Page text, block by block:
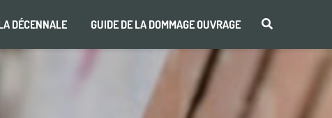
DÉCENNALE GUIDE DE LA DOMMAGE OUVRAGE